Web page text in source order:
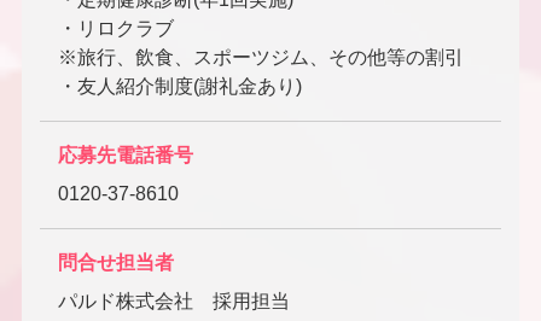
・リロクラブ
※旅行、飲食、スポーツジム、その他等の割引
・友人紹介制度(謝礼金あり)
応募先電話番号
0120-37-8610
問合せ担当者
パルド株式会社 採用担当